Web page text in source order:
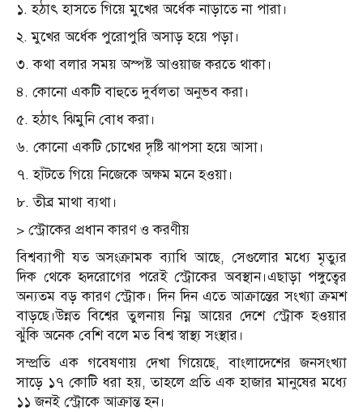
১. হঠাৎ হাসতে গিয়ে মুখের অর্ধেক নাড়াতে না পারা।
২. মুখের অর্ধেক পুরোপুরি অসাড় হয়ে পড়া।
৩. কথা বলার সময় অস্পষ্ট আওয়াজ করতে থাকা।
৪. কোনো একটি বাহুতে দুর্বলতা অনুভব করা।
৫. হঠাৎ ঝিমুনি বোধ করা।
৬. কোনো একটি চোখের দৃষ্টি ঝাপসা হয়ে আসা।
৭. হাঁটতে গিয়ে নিজেকে অক্ষম মনে হওয়া।
৮. তীব্র মাথা ব্যথা।
> স্ট্রোকের প্রধান কারণ ও করণীয়
বিশ্বব্যাপী যত অসংক্রামক ব্যাধি আছে, সেগুলোর মধ্যে মৃত্যুর
দিক থেকে হৃদরোগের পরেই স্ট্রোকের অবস্থান।এছাড়া পঙ্গুত্বের
অন্যতম বড় কারণ স্ট্রোক। দিন দিন এতে আক্রান্তের সংখ্যা ক্রমশ
বাড়ছে।উন্নত বিশ্বের তুলনায় নিম্ন আয়ের দেশে স্ট্রোক হওয়ার
ঝুঁকি অনেক বেশি বলে মত বিশ্ব স্বাস্থ্য সংস্থার।
সম্প্রতি এক গবেষণায় দেখা গিয়েছে, বাংলাদেশের জনসংখ্যা
সাড়ে ১৭ কোটি ধরা হয়, তাহলে প্রতি এক হাজার মানুষের মধ্যে
১১ জনই স্ট্রোকে আক্রান্ত হন।